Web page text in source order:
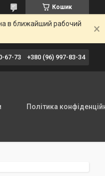
Кошик
в ближайший рабочий
67-73 +380 (96) 997-83-34
Політика